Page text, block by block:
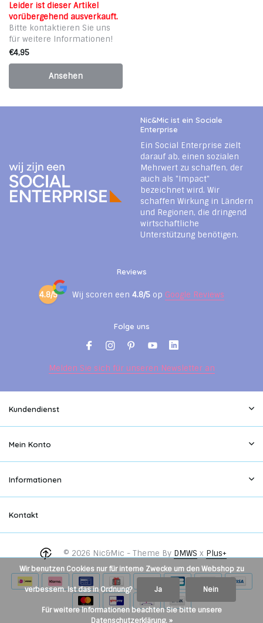
Leider ist dieser Artikel
vorübergehend ausverkauft.
Bitte kontaktieren Sie uns
für weitere Informationen!
€4,95
Ansehen
Nic&Mic ist ein Sociale
Enterprise
Ein Social Enterprise zielt
darauf ab, einen sozialen
Mehrwert zu schaffen, der
auch als "Impact"
bezeichnet wird. Wir
schaffen Wirkung in Ländern
und Regionen, die dringend
wirtschaftliche
Unterstützung benötigen.
Reviews
4.8/5 Wij scoren een 4.8/5 op Google Reviews
Folge uns
Melden Sie sich für unseren Newsletter an
Kundendienst
Mein Konto
Informationen
Kontakt
© 2026 Nic&Mic - Theme By DMWS x Plus+
Wir benutzen Cookies nur für interne Zwecke um den Webshop zu
verbessern. Ist das in Ordnung? Ja Nein
Für weitere Informationen beachten Sie bitte unsere
Datenschutzerklärung. »